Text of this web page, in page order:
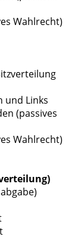
Wahlrecht)
und Links
(passives
Wahlrecht)